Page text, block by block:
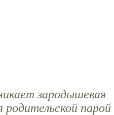
зародышевая
парой